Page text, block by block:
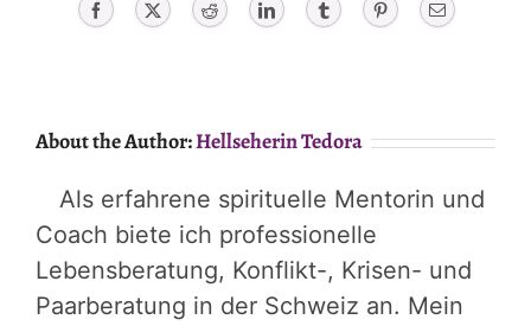
Facebook X Reddit LinkedIn Tumblr PinterestEmail
About the Author:Hellseherin Tedora
Als erfahrene spirituelle Mentorin und
Coach biete ich professionelle
Lebensberatung, Konflikt-, Krisen- und
Paarberatung in der Schweiz an. Mein